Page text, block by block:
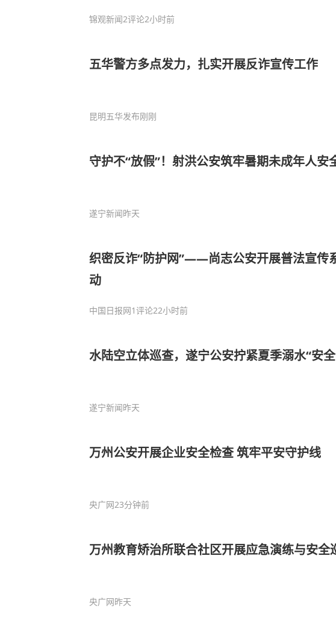
锦观新闻2评论2小时前
五华警方多点发力，扎实开展反诈宣传工作
昆明五华发布刚刚
守护不“放假”！射洪公安筑牢暑期未成年人安
遂宁新闻昨天
织密反诈“防护网”——尚志公安开展普法宣传
动
中国日报网1评论22小时前
水陆空立体巡查，遂宁公安拧紧夏季溺水“安
遂宁新闻昨天
万州公安开展企业安全检查 筑牢平安守护线
央广网23分钟前
万州教育矫治所联合社区开展应急演练与安全
央广网昨天